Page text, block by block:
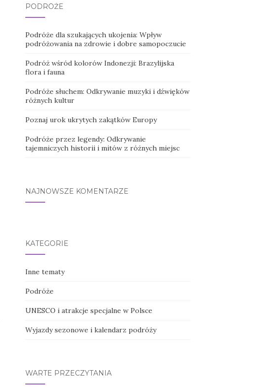
PODRÓŻE
Podróże dla szukających ukojenia: Wpływ
podróżowania na zdrowie i dobre samopoczucie
Podróż wśród kolorów Indonezji: Brazylijska
flora i fauna
Podróże słuchem: Odkrywanie muzyki i dźwięków
różnych kultur
Poznaj urok ukrytych zakątków Europy
Podróże przez legendy: Odkrywanie
tajemniczych historii i mitów z różnych miejsc
NAJNOWSZE KOMENTARZE
KATEGORIE
Inne tematy
Podróże
UNESCO i atrakcje specjalne w Polsce
Wyjazdy sezonowe i kalendarz podróży
WARTE PRZECZYTANIA